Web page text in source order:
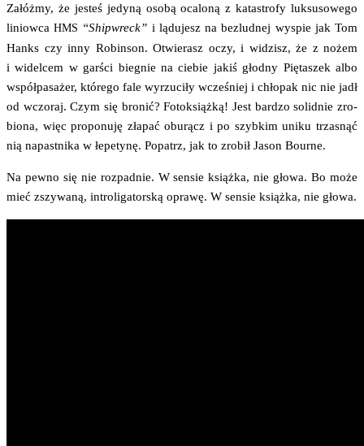
Załóż­my, że jesteś jedy­ną oso­bą oca­lo­ną z kata­stro­fy luk­su­so­we­go
liniow­caHMS “Shi­pw­reck” i lądu­jesz na bez­lud­nej wyspie jak Tom
Hanks czy inny Robin­son. Otwie­rasz oczy, i widzisz, że z nożem
i widel­cem w gar­ści bie­gnie na cie­bie jakiś głod­ny Pię­ta­szek albo
współ­pa­sa­żer, któ­re­go fale wyrzu­ci­ły wcze­śniej i chło­pak nic nie jadł
od wczo­raj. Czym się bro­nić? Fotok­siąż­ką! Jest bar­dzo solid­nie zro­
bio­na, więc pro­po­nu­ję zła­pać obu­rącz i po szyb­kim uni­ku trza­snąć
nią napast­ni­ka w łepe­ty­nę. Popatrz, jak to zro­bił Jason Bourne.
Na pew­no się nie roz­pad­nie. W sen­sie książ­ka, nie gło­wa. Bo może
mieć zszy­wa­ną, intro­li­ga­tor­ską opra­wę. W sen­sie książ­ka, nie głowa.